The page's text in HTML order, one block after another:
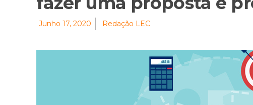
Junho 17, 2020 Redação LEC